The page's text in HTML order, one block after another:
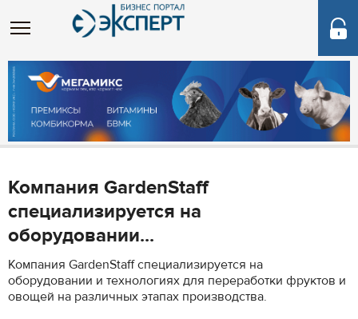
Компания GardenStaff
специализируется на
оборудовании...
Компания GardenStaff специализируется на
оборудовании и технологиях для переработки фруктов и
овощей на различных этапах производства.